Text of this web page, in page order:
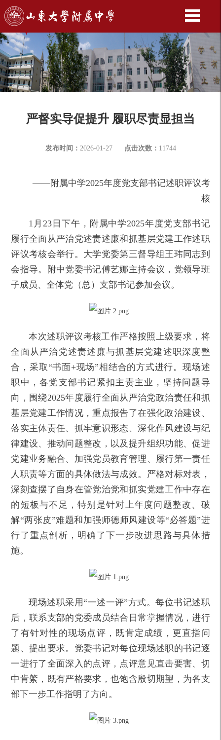
严督实导促提升 履职尽责显担当
发布时间： 2026-01-27 点击次数： 11744
——附属中学2025年度党支部书记述职评议考
核
1月23日下午，附属中学2025年度党支部书记
履行全面从严治党述责述廉和抓基层党建工作述职
评议考核会举行。大学党委第三督导组王玮同志到
会指导。附中党委书记傅艺娜主持会议，党领导班
子成员、全体党（总）支部书记参加会议。
本次述职评议考核工作严格按照上级要求，将
全面从严治党述责述廉与抓基层党建述职深度整
合，采取“书面+现场”相结合的方式进行。现场述
职中，各党支部书记紧扣主责主业，坚持问题导
向，围绕2025年度履行全面从严治党政治责任和抓
基层党建工作情况，重点报告了在强化政治建设、
落实主体责任、抓牢意识形态、深化作风建设与纪
律建设、推动问题整改，以及提升组织功能、促进
党建业务融合、加强党员教育管理、履行第一责任
人职责等方面的具体做法与成效。严格对标对表，
深刻查摆了自身在管党治党和抓实党建工作中存在
的短板与不足，特别是针对上年度问题整改、破
解“两张皮”难题和加强师德师风建设等“必答题”进
行了重点剖析，明确了下一步改进思路与具体措
施。
现场述职采用“一述一评”方式。每位书记述职
后，联系支部的党委成员结合日常掌握情况，进行
了有针对性的现场点评，既肯定成绩，更直指问
题、提出要求。党委书记对每位现场述职的书记逐
一进行了全面深入的点评，点评意见直击要害、切
中肯綮，既有严格要求，也饱含殷切期望，为各支
部下一步工作指明了方向。